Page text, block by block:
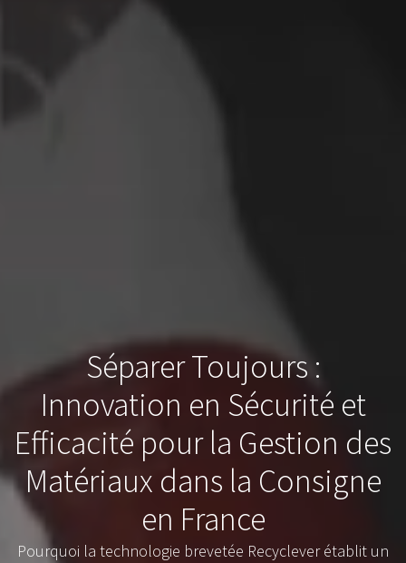
Séparer Toujours :
Innovation en Sécurité et
Efficacité pour la Gestion des
Matériaux dans la Consigne
en France
Pourquoi la technologie brevetée Recyclever établit un